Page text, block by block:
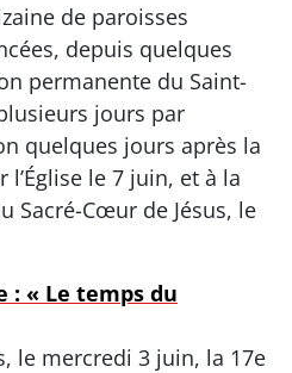
de paroisses
depuis quelques
permanente du Saint-
jours par
quelques jours après la
l’Église le 7 juin, et à la
Sacré-Cœur de Jésus, le
: « Le temps du
le mercredi 3 juin, la 17e